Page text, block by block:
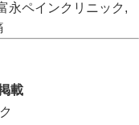
永ペインクリニック ,
載